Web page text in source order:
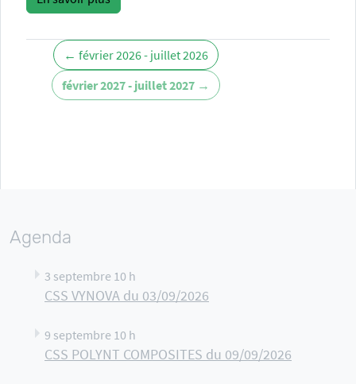
← février 2026 - juillet 2026
février 2027 - juillet 2027 →
Agenda
3 septembre 10 h
CSS VYNOVA du 03/09/2026
9 septembre 10 h
CSS POLYNT COMPOSITES du 09/09/2026